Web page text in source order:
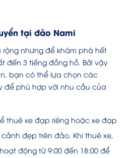
tại đảo Nami
nhưng để khám phá hết
đến 3 tiếng đồng hồ. Bởi vậy
bạn có thể lựa chọn các
để phù hợp với nhu cầu của
thuê xe đạp riêng hoặc xe đạp
đẹp trên đảo. Khi thuê xe,
động từ 9:00 đến 18:00 để